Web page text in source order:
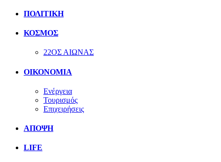
ΠΟΛΙΤΙΚΗ
ΚΟΣΜΟΣ
22ΟΣ ΑΙΩΝΑΣ
ΟΙΚΟΝΟΜΙΑ
Ενέργεια
Τουρισμός
Επιχειρήσεις
ΑΠΟΨΗ
LIFE